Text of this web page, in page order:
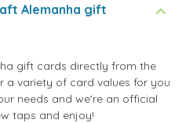
Alemanha gift
gift cards directly from the
a variety of card values for you
needs and we're an official
taps and enjoy!